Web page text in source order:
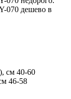
070 дешево в
см 40-60
46-58